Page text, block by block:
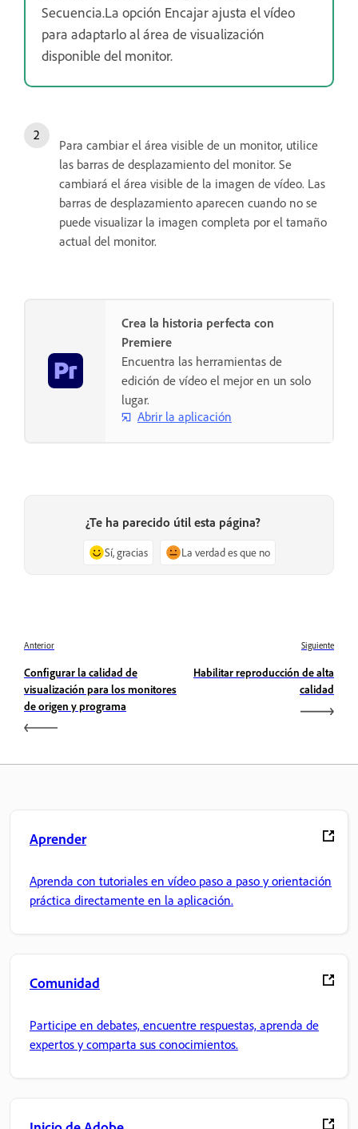
Secuencia.La opción Encajar ajusta el vídeo
para adaptarlo al área de visualización
disponible del monitor.
Para cambiar el área visible de un monitor, utilice
las barras de desplazamiento del monitor. Se
cambiará el área visible de la imagen de vídeo. Las
barras de desplazamiento aparecen cuando no se
puede visualizar la imagen completa por el tamaño
actual del monitor.
Crea la historia perfecta con
Premiere
Encuentra las herramientas de
edición de vídeo el mejor en un solo
lugar.
Abrir la aplicación
¿Te ha parecido útil esta página?
Sí, gracias La verdad es que no
Anterior
Configurar la calidad de
visualización para los monitores
de origen y programa
Siguiente
Habilitar reproducción de alta
calidad
Aprender
Aprenda con tutoriales en vídeo paso a paso y orientación
práctica directamente en la aplicación.
Comunidad
Participe en debates, encuentre respuestas, aprenda de
expertos y comparta sus conocimientos.